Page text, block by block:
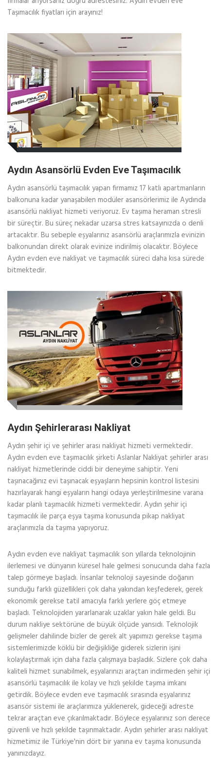
Taşımacılık fiyatları için arayınız!
Aydın Asansörlü Evden Eve Taşımacılık
Aydın asansörlü taşımacılık yapan firmamız 17 katlı apartmanların
balkonuna kadar yanaşabilen modüler asansörlerimiz ile Aydında
asansörlü nakliyat hizmeti veriyoruz. Ev taşıma heraman stresli
bir süreçtir. Bu süreç nekadar uzarsa stres katsayınızda o denli
artacaktır. Bu sebeple eşyalarınız asansörlü araçlarımızla evinizin
balkonundan direkt olarak evinize indirilmiş olacaktır. Böylece
Aydın evden eve nakliyat ve taşımacılık süreci daha kısa sürede
bitmektedir.
Aydın Şehirlerarası Nakliyat
Aydın şehir içi ve şehirler arası nakliyat hizmeti vermektedir.
Aydın evden eve taşımacılık şirketi Aslanlar Nakliyat şehirler arası
nakliyat hizmetlerinde ciddi bir deneyime sahiptir. Yeni
taşınacağınız evi taşınacak eşyaşların hepsinin kontrol listesini
hazırlayarak hangi eşyaların hangi odaya yerleştirilmesine varana
kadar planlı taşımacılık hizmeti vermektedir. Aydın şehir içi
taşımacılık ile parça eşya taşıma konusunda pikap nakliyat
araçlarımızla da taşıma yapıyoruz.
Aydın evden eve nakliyat taşımacılık son yıllarda teknolojinin
ilerlemesi ve dünyanın küresel hale gelmesi sonucunda daha fazla
talep görmeye başladı. İnsanlar teknoloji sayesinde doğanın
sunduğu farklı güzellikleri çok daha yakından keşfederek, gerek
ekonomik gerekse tatil amacıyla farklı yerlere göç etmeye
başladı. Teknolojiden yararlanarak uzaklar yakın hale geldi. Bu
durum nakliye sektörüne de büyük ölçüde yansıdı. Teknolojik
gelişmeler dahilinde bizler de gerek alt yapımızı gerekse taşıma
sistemlerimizde köklü bir değişikliğe giderek sizlerin işini
kolaylaştırmak için daha fazla çalışmaya başladık. Sizlere çok daha
kaliteli hizmet sunabilmek, eşyalarınızı araçtan indirmeden şehir içi
asansörlü taşımacılık ile kolay ve hızlı şekilde taşıma imkanı
getirdik. Böylece evden eve taşımacılık sırasında eşyalarınız
asansör sistemi ile araçlarımıza yüklenerek, gideceği adreste
tekrar araçtan eve çıkarılmaktadır. Böylece eşyalarınız son derece
güvenli ve hızlı şekilde taşınmaktadır. Aydın şehirler arası nakliyat
hizmetimiz ile Türkiye'nin dört bir yanına ev taşıma konusunda
yanınızdayız.